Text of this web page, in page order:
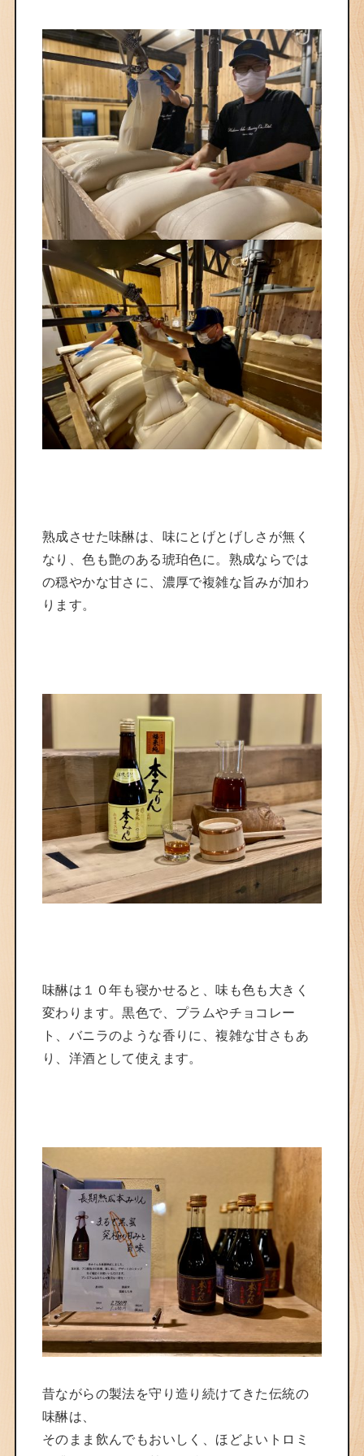
熟成させた味醂は、味にとげとげしさが無く
なり、色も艶のある琥珀色に。熟成ならでは
の穏やかな甘さに、濃厚で複雑な旨みが加わ
ります。
味醂は１０年も寝かせると、味も色も大きく
変わります。黒色で、プラムやチョコレー
ト、バニラのような香りに、複雑な甘さもあ
り、洋酒として使えます。
昔ながらの製法を守り造り続けてきた伝統の
味醂は、
そのまま飲んでもおいしく、ほどよいトロミ